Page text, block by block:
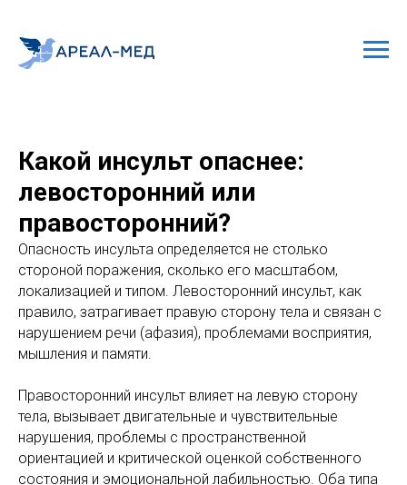
Какой инсульт опаснее:
левосторонний или
правосторонний?
Опасность инсульта определяется не столько
стороной поражения, сколько его масштабом,
локализацией и типом. Левосторонний инсульт, как
правило, затрагивает правую сторону тела и связан с
нарушением речи (афазия), проблемами восприятия,
мышления и памяти.
Правосторонний инсульт влияет на левую сторону
тела, вызывает двигательные и чувствительные
нарушения, проблемы с пространственной
ориентацией и критической оценкой собственного
состояния и эмоциональной лабильностью. Оба типа